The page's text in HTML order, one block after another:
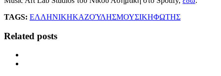
TAGS: ΕΛΛΗΝΙΚΗΚΑΖΟΎΛΗΣΜΟΥΣΙΚΗΦΩΤΗΣ
Related posts